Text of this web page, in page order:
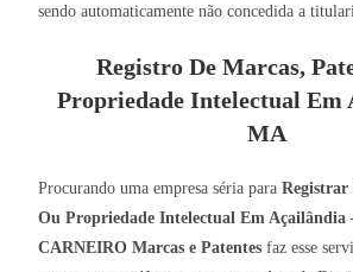
sendo automaticamente não concedida a
Registro De Marcas,
Propriedade Intelectual Em
MA
Procurando uma empresa séria paraRegistrar
Ou Propriedade Intelectual Em Açailândia
CARNEIRO Marcas e Patentes faz esse